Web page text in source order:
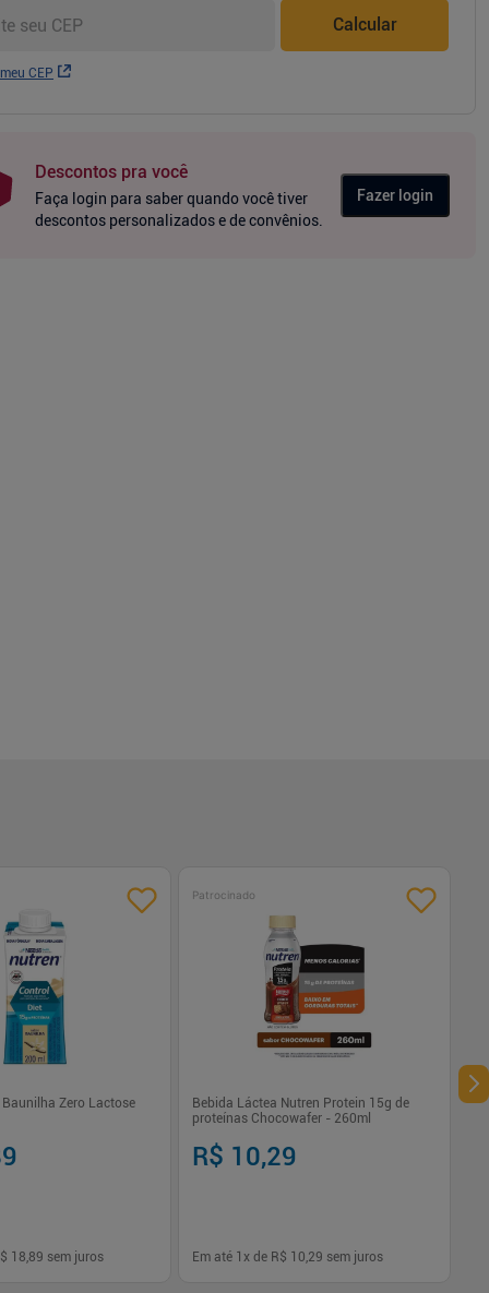
CEP
Calcular
Descontos pra você
Faça login para saber quando você tiver
descontos personalizados e de convênios.
Fazer login
Zero Lactose
18,89 sem juros
Patrocinado
Bebida Láctea Nutren Protein 15g de
proteínas Chocowafer - 260ml
R$ 10,29
Em até 1 x de R$ 10,29 sem juros